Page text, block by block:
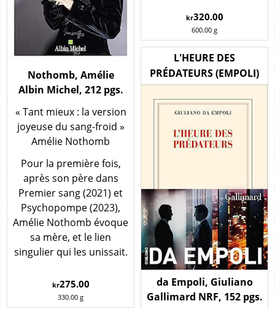
kr320.00
600.00 g
Nothomb, Amélie
Albin Michel, 212 pgs.
« Tant mieux : la version
joyeuse du sang-froid »
Amélie Nothomb
Pour la première fois,
après son père dans
Premier sang (2021) et
Psychopompe (2023),
Amélie Nothomb évoque
sa mère, et le lien
singulier qui les unissait.
kr275.00
330.00 g
L'HEURE DES
PRÉDATEURS (EMPOLI)
da Empoli, Giuliano
Gallimard NRF, 152 pgs.